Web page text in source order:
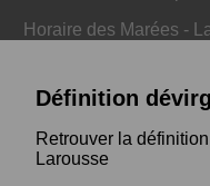
Horaire des Marées -
Définition
Retrouver la
Larousse